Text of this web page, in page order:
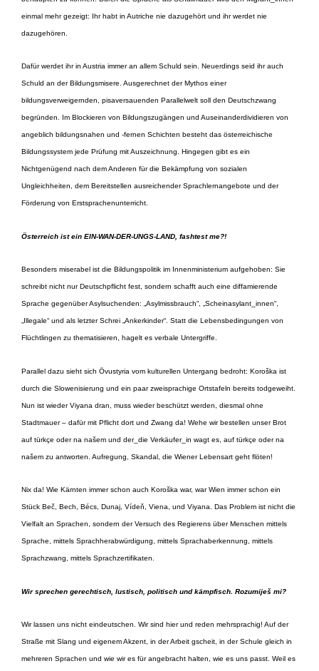
einmal mehr gezeigt: Ihr habt in Autriche nie dazugehört und ihr werdet nie
dazugehören.
Dafür werdet ihr in Austria immer an allem Schuld sein. Neuerdings seid ihr auch
Schuld an der Bildungsmisere. Ausgerechnet der Mythos einer
bildungsverweigernden, pisaversauenden Parallelwelt soll den Deutschzwang
begründen. Im Blockieren von Bildungszugängen und Auseinanderdividieren von
angeblich bildungsnahen und -fernen Schichten besteht das österreichische
Bildungssystem jede Prüfung mit Auszeichnung. Hingegen gibt es ein
Nichtgenügend nach dem Anderen für die Bekämpfung von sozialen
Ungleichheiten, dem Bereitstellen ausreichender Sprachlernangebote und der
Förderung von Erstsprachenunterricht.
Österreich ist ein EIN-WAN-DER-UNGS-LAND, fashtest me?!
Besonders miserabel ist die Bildungspolitik im Innenministerium aufgehoben: Sie
schreibt nicht nur Deutschpflicht fest, sondern schafft auch eine diffamierende
Sprache gegenüber Asylsuchenden: „Asylmissbrauch“, „Scheinasylant_innen“,
„Illegale“ und als letzter Schrei „Ankerkinder“. Statt die Lebensbedingungen von
Flüchtlingen zu thematisieren, hagelt es verbale Untergriffe.
Parallel dazu sieht sich Övustyria vom kulturellen Untergang bedroht: Koroška ist
durch die Slowenisierung und ein paar zweisprachige Ortstafeln bereits todgeweiht.
Nun ist wieder Viyana dran, muss wieder beschützt werden, diesmal ohne
Stadtmauer – dafür mit Pflicht dort und Zwang da! Wehe wir bestellen unser Brot
auf türkçe oder na našem und der_die Verkäufer_in wagt es, auf türkçe oder na
našem zu antworten. Aufregung, Skandal, die Wiener Lebensart geht flöten!
Nix da! Wie Kärnten immer schon auch Koroška war, war Wien immer schon ein
Stück Beč, Bech, Bécs, Dunaj, Vídeň, Viena, und Viyana. Das Problem ist nicht die
Vielfalt an Sprachen, sondern der Versuch des Regierens über Menschen mittels
Sprache, mittels Sprachherabwürdigung, mittels Sprachaberkennung, mittels
Sprachzwang, mittels Sprachzertifikaten.
Wir sprechen gerechtisch, lustisch, politisch und kämpfisch. Rozumiješ mi?
Wir lassen uns nicht eindeutschen. Wir sind hier und reden mehrsprachig! Auf der
Straße mit Slang und eigenem Akzent, in der Arbeit gscheit, in der Schule gleich in
mehreren Sprachen und wie wir es für angebracht halten, wie es uns passt. Weil es